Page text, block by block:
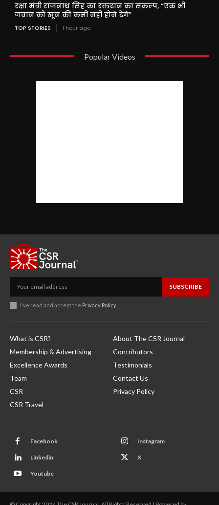
रक्षा मंत्री राजनाथ सिंह का रक्तदान का संकल्प, “एक भी
जवान को खून की कमी नहीं होने देंगे”
TOP STORIES 1 hour ago
Popular Videos
SUBSCRIBE
I've read and accept the Privacy Policy.
What is CSR?
Membership & Advertising
Excellence Awards
Team
CSR
CSR Travel
About The CSR Journal
Contributors
Testimonials
Contact Us
Privacy Policy
Facebook Instagram
Linkedin X
Youtube